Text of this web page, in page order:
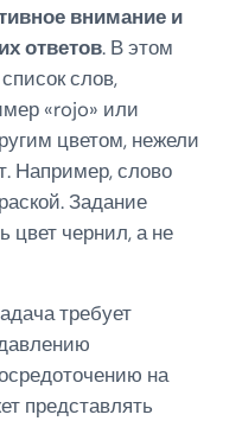
внимание и
ответов. В этом
слов,
«rojo» или
цветом, нежели
Например, слово
Задание
цвет чернил, а не
требует
на
представлять